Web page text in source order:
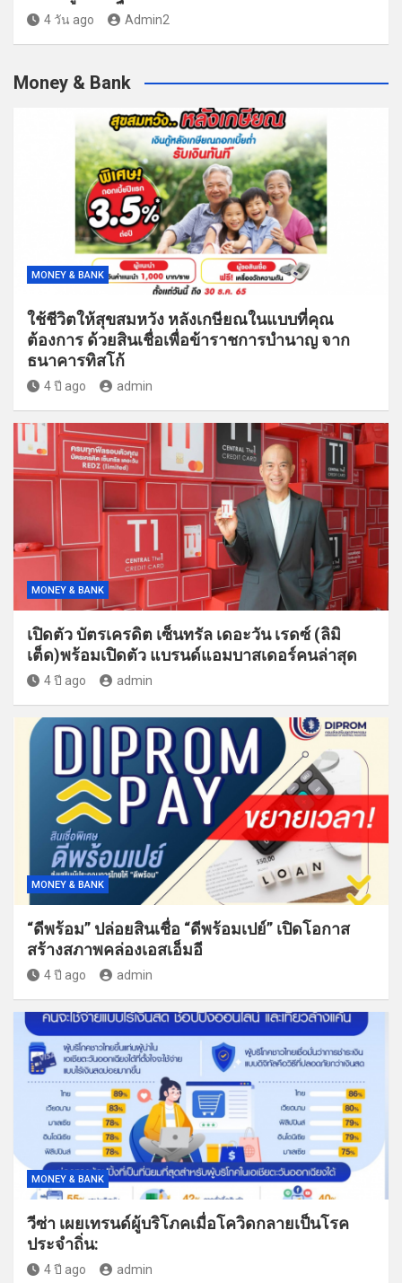
4 วัน ago Admin2
Money & Bank
MONEY & BANK
ใช้ชีวิตให้สุขสมหวัง หลังเกษียณในแบบที่คุณ
ต้องการ ด้วยสินเชื่อเพื่อข้าราชการบำนาญ จาก
ธนาคารทิสโก้
4 ปี ago admin
MONEY & BANK
เปิดตัว บัตรเครดิต เซ็นทรัล เดอะวัน เรดซ์ (ลิมิ
เต็ด)พร้อมเปิดตัว แบรนด์แอมบาสเดอร์คนล่าสุด
4 ปี ago admin
MONEY & BANK
“ดีพร้อม” ปล่อยสินเชื่อ “ดีพร้อมเปย์” เปิดโอกาส
สร้างสภาพคล่องเอสเอ็มอี
4 ปี ago admin
MONEY & BANK
วีซ่า เผยเทรนด์ผู้บริโภคเมื่อโควิดกลายเป็นโรค
ประจำถิ่น:
4 ปี ago admin